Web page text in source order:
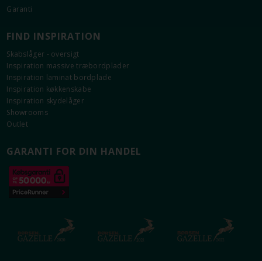
Information om Plano Hvid
Fronter i 16 mm tyk plade med slagfast
melaminbelægning.
Solid 0,8 mm ABS kant.
Klar glas i vitrinelåger.
Vejledende NCS-kode: S0603-G40Y*
* Den angivne NCS-kode er vejledende, baseret på
Garanti
FIND INSPIRATION
Skabslåger - oversigt
Inspiration massive træbordplader
Inspiration laminat bordplade
Inspiration køkkenskabe
Inspiration skydelåger
Showrooms
Outlet
GARANTI FOR DIN HANDEL